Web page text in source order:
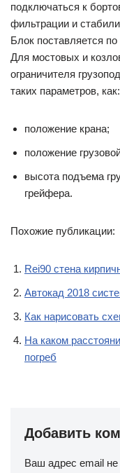
подключаться к
фильтрации и
Блок поставляется
Для мостовых и
ограничителя
таких параметров, как:
положение крана;
положение
высота подъема
грейфера.
Похожие публикации:
Rei90 стена
Автокад 2018
Как нарисовать
На каком
погреб
Добавить
Ваш адрес email не